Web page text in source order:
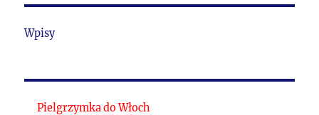
Wpisy
Pielgrzymka do Włoch